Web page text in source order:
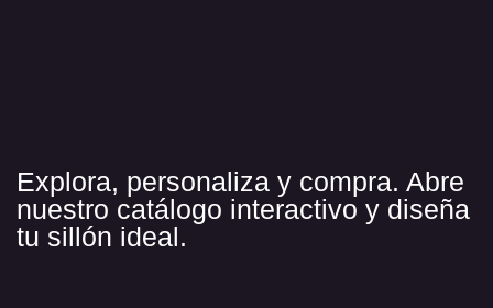
Explora, personaliza y compra. Abre
nuestro catálogo interactivo y diseña
tu sillón ideal.